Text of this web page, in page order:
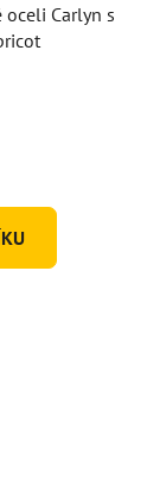
oceli Carlyn s